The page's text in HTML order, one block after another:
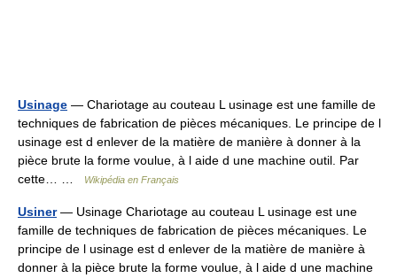
Usinage — Chariotage au couteau L usinage est une famille de
techniques de fabrication de pièces mécaniques. Le principe de l
usinage est d enlever de la matière de manière à donner à la
pièce brute la forme voulue, à l aide d une machine outil. Par
cette… …
Wikipédia en Français
Usiner— Usinage Chariotage au couteau L usinage est une
famille de techniques de fabrication de pièces mécaniques. Le
principe de l usinage est d enlever de la matière de manière à
donner à la pièce brute la forme voulue, à l aide d une machine